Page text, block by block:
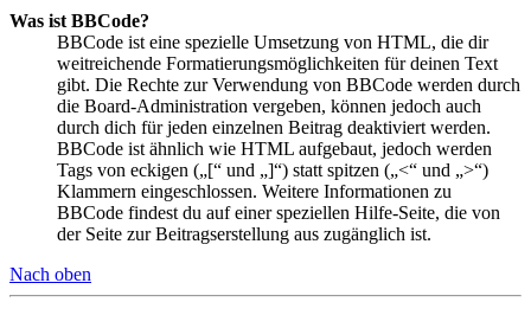
Was ist BBCode?
BBCode ist eine spezielle Umsetzung von HTML, die dir
weitreichende Formatierungsmöglichkeiten für deinen Text
gibt. Die Rechte zur Verwendung von BBCode werden durch
die Board-Administration vergeben, können jedoch auch
durch dich für jeden einzelnen Beitrag deaktiviert werden.
BBCode ist ähnlich wie HTML aufgebaut, jedoch werden
Tags von eckigen („[“ und „]“) statt spitzen („<“ und „>“)
Klammern eingeschlossen. Weitere Informationen zu
BBCode findest du auf einer speziellen Hilfe-Seite, die von
der Seite zur Beitragserstellung aus zugänglich ist.
Nach oben